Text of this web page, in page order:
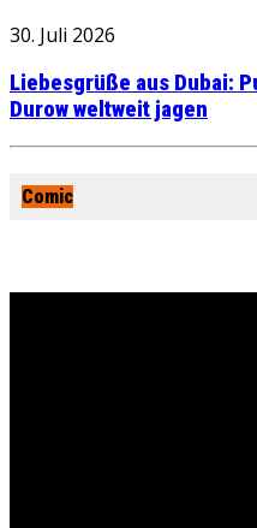
30. Juli 2026
Liebesgrüße aus Dubai:
Durow weltweit jagen
Comic